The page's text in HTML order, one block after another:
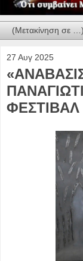
27 Αυγ 2025
ΦΕΣΤΙΒΑΛ